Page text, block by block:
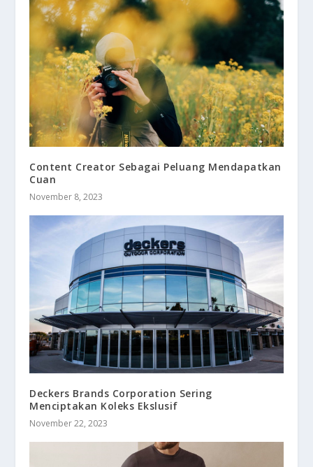
Content Creator Sebagai Peluang Mendapatkan
Cuan
November 8, 2023
Deckers Brands Corporation Sering
Menciptakan Koleks Ekslusif
November 22, 2023